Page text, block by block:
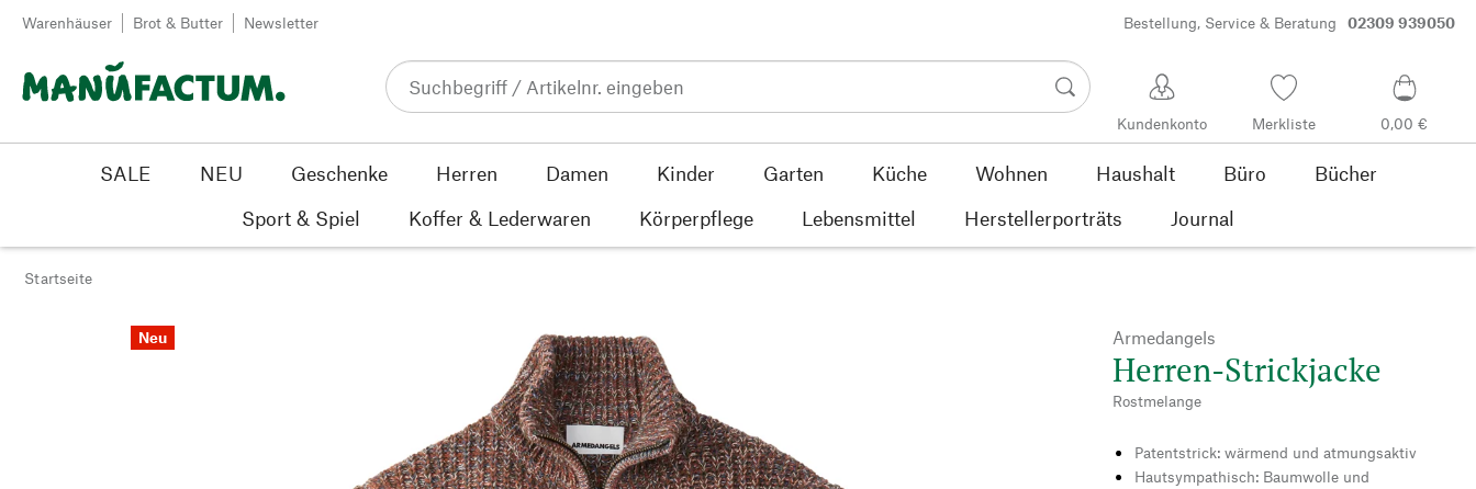
Zum Inhalt springen
Warenhäuser Brot & Butter Newsletter Bestellung, Service & Beratung 02309 939050
Kundenkonto Merkliste 0,00 €
SALE NEU Geschenke Herren Damen Kinder Garten Küche Wohnen Haushalt Büro
Bücher
Sport & Spiel
Koffer & Lederwaren Körperpflege Lebensmittel Herstellerporträts Journal
Startseite
Neu Armedangels
Herren-Strickjacke
Rostmelange
Patentstrick: wärmend und atmungsaktiv
Hautsympathisch: Baumwolle und